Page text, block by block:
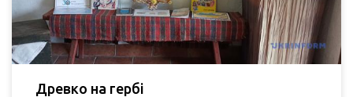
Древко на гербі